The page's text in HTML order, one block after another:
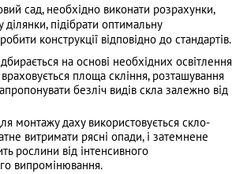
сад, необхідно виконати розрахунки,
підібрати оптимальну
конструкції відповідно до стандартів.
на основі необхідних освітлення
враховується площа скління, розташування
безліч видів скла залежно від
монтажу даху використовується скло-
витримати рясні опади, і затемнене
рослини від інтенсивного
випромінювання.